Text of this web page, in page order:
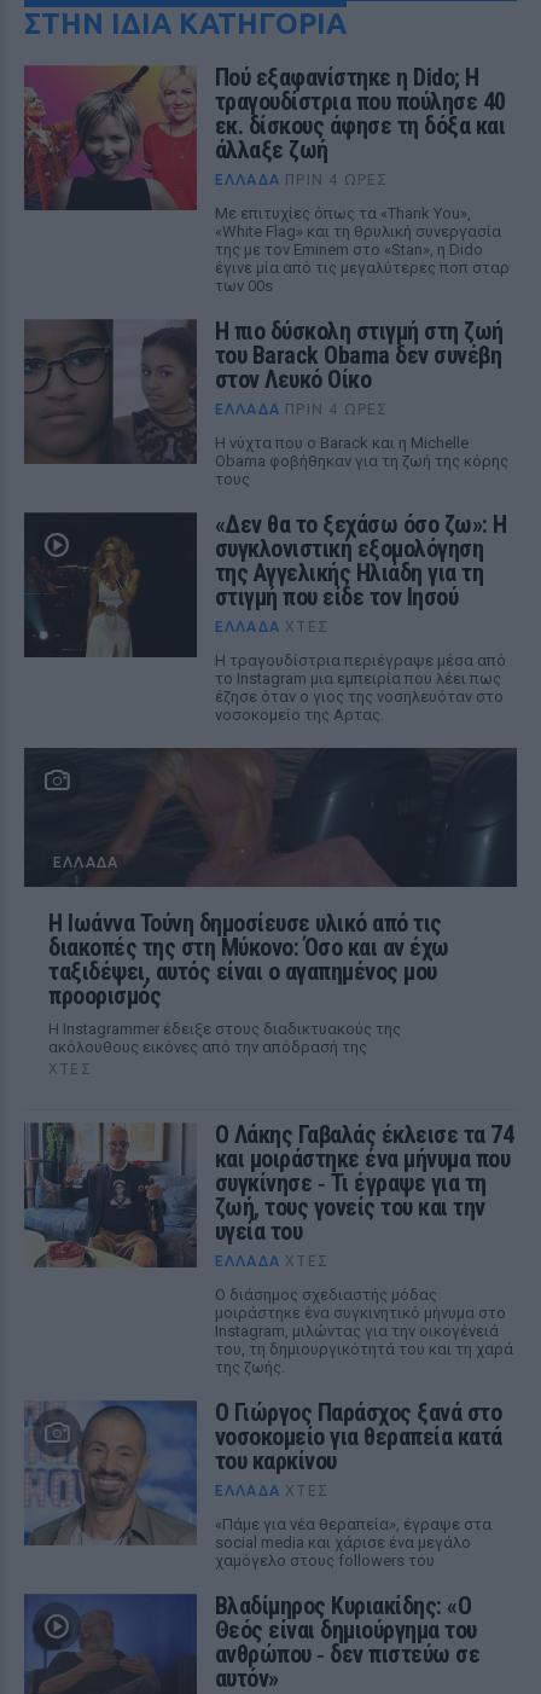
ΣΤΗΝ ΙΔΙΑ ΚΑΤΗΓΟΡΙΑ
Πού εξαφανίστηκε η Dido; Η
τραγουδίστρια που πούλησε 40
εκ. δίσκους άφησε τη δόξα και
άλλαξε ζωή
ΕΛΛΆΔΑ ΠΡΙΝ 4 ΏΡΕΣ
Με επιτυχίες όπως τα «Thank You»,
«White Flag» και τη θρυλική συνεργασία
της με τον Eminem στο «Stan», η Dido
έγινε μία από τις μεγαλύτερες ποπ σταρ
των 00s
Η πιο δύσκολη στιγμή στη ζωή
του Barack Obama δεν συνέβη
στον Λευκό Οίκο
ΕΛΛΆΔΑ ΠΡΙΝ 4 ΏΡΕΣ
Η νύχτα που ο Barack και η Michelle
Obama φοβήθηκαν για τη ζωή της κόρης
τους
«Δεν θα το ξεχάσω όσο ζω»: Η
συγκλονιστική εξομολόγηση
της Αγγελικής Ηλιάδη για τη
στιγμή που είδε τον Ιησού
ΕΛΛΆΔΑ ΧΤΕΣ
Η τραγουδίστρια περιέγραψε μέσα από
το Instagram μια εμπειρία που λέει πως
έζησε όταν ο γιος της νοσηλευόταν στο
νοσοκομείο της Αρτας.
ΕΛΛΆΔΑ
Η Ιωάννα Τούνη δημοσίευσε υλικό από τις
διακοπές της στη Μύκονο: Όσο και αν έχω
ταξιδέψει, αυτός είναι ο αγαπημένος μου
προορισμός
Η Instagrammer έδειξε στους διαδικτυακούς της
ακόλουθους εικόνες από την απόδρασή της
ΧΤΕΣ
Ο Λάκης Γαβαλάς έκλεισε τα 74
και μοιράστηκε ένα μήνυμα που
συγκίνησε ‑ Τι έγραψε για τη
ζωή, τους γονείς του και την
υγεία του
ΕΛΛΆΔΑ ΧΤΕΣ
Ο διάσημος σχεδιαστής μόδας
μοιράστηκε ένα συγκινητικό μήνυμα στο
Instagram, μιλώντας για την οικογένειά
του, τη δημιουργικότητά του και τη χαρά
της ζωής.
O Γιώργος Παράσχος ξανά στο
νοσοκομείο για θεραπεία κατά
του καρκίνου
ΕΛΛΆΔΑ ΧΤΕΣ
«Πάμε για νέα θεραπεία», έγραψε στα
social media και χάρισε ένα μεγάλο
χαμόγελο στους followers του
Βλαδίμηρος Κυριακίδης: «Ο
Θεός είναι δημιούργημα του
ανθρώπου ‑ δεν πιστεύω σε
αυτόν»